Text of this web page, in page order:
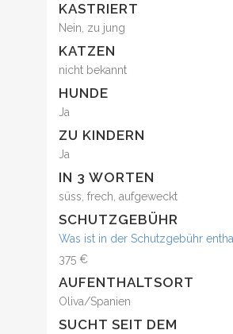
KASTRIERT
Nein, zu jung
KATZEN
nicht bekannt
HUNDE
Ja
ZU KINDERN
Ja
IN 3 WORTEN
süss, frech, aufgeweckt
SCHUTZGEBÜHR
Was ist in der Schutzgebühr
375 €
AUFENTHALTSORT
Oliva/Spanien
SUCHT SEIT DEM